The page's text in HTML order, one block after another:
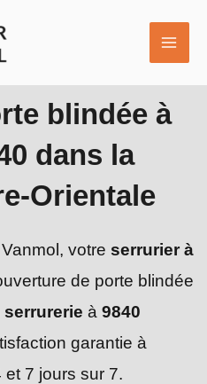
blindée à
dans la
Orientale
votre serrurier à
de porte blindée
serrurerie à 9840
garantie à
7 jours sur 7.